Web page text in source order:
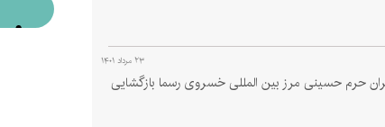
۲۳ مرداد ۱۴۰۱
حرم حسینی مرز بین المللی خسروی رسما بازگشایی